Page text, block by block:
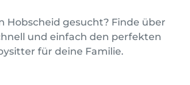
Hobscheid gesucht? Finde über
und einfach den perfekten
für deine Familie.